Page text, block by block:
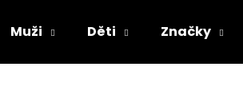
Muži Děti Značky